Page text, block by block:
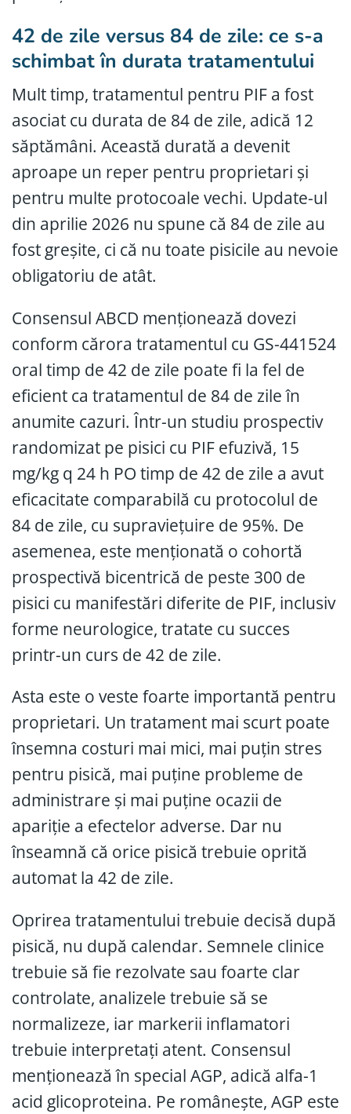
42 de zile versus 84 de zile: ce s-a
schimbat în durata tratamentului
Mult timp, tratamentul pentru PIF a fost
asociat cu durata de 84 de zile, adică 12
săptămâni. Această durată a devenit
aproape un reper pentru proprietari și
pentru multe protocoale vechi. Update-ul
din aprilie 2026 nu spune că 84 de zile au
fost greșite, ci că nu toate pisicile au nevoie
obligatoriu de atât.
Consensul ABCD menționează dovezi
conform cărora tratamentul cu GS-441524
oral timp de 42 de zile poate fi la fel de
eficient ca tratamentul de 84 de zile în
anumite cazuri. Într-un studiu prospectiv
randomizat pe pisici cu PIF efuzivă, 15
mg/kg q 24 h PO timp de 42 de zile a avut
eficacitate comparabilă cu protocolul de
84 de zile, cu supraviețuire de 95%. De
asemenea, este menționată o cohortă
prospectivă bicentrică de peste 300 de
pisici cu manifestări diferite de PIF, inclusiv
forme neurologice, tratate cu succes
printr-un curs de 42 de zile.
Asta este o veste foarte importantă pentru
proprietari. Un tratament mai scurt poate
însemna costuri mai mici, mai puțin stres
pentru pisică, mai puține probleme de
administrare și mai puține ocazii de
apariție a efectelor adverse. Dar nu
înseamnă că orice pisică trebuie oprită
automat la 42 de zile.
Oprirea tratamentului trebuie decisă după
pisică, nu după calendar. Semnele clinice
trebuie să fie rezolvate sau foarte clar
controlate, analizele trebuie să se
normalizeze, iar markerii inflamatori
trebuie interpretați atent. Consensul
menționează în special AGP, adică alfa-1
acid glicoproteina. Pe românește, AGP este